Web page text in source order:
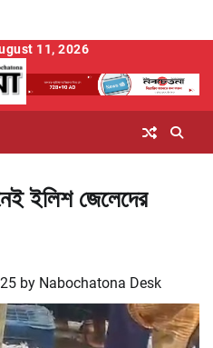
11, 2026
ইলিশ জেলেদের
by Nabochatona Desk